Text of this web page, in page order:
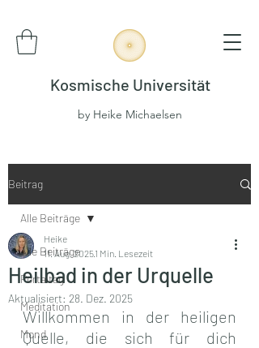
Kosmische Universität
by Heike Michaelsen
Beitrag
Alle Beiträge
Portaltag
Meditation
Mond
Alle Beiträge
Heilbad in der Urquelle
Heike
11. Aug. 20251 Min. Lesezeit
Aktualisiert: 28. Dez. 2025
Willkommen in der heiligen
Quelle, die sich für dich